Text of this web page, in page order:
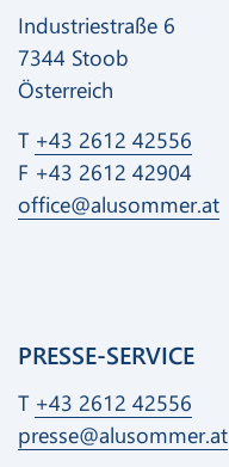
Industriestraße 6
7344 Stoob
Österreich
T +43 2612 42556
F +43 2612 42904
office@alusommer.at
PRESSE-SERVICE
T +43 2612 42556
presse@alusommer.at